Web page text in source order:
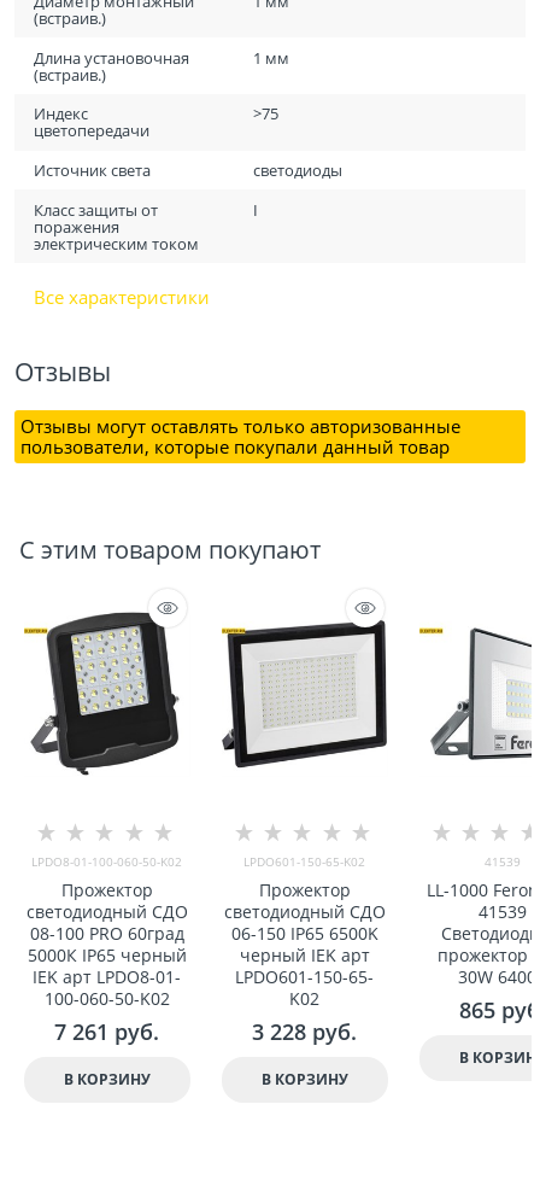
(встраив.)
Длина установочная
(встраив.)
1 мм
Индекс
цветопередачи
>75
Источник света
светодиоды
Класс защиты от
поражения
электрическим током
I
Все характеристики
Отзывы
Отзывы могут оставлять только авторизованные
пользователи, которые покупали данный товар
С этим товаром покупают
LPDO8-01-100-060-50-K02
Прожектор
светодиодный СДО
08-100 PRO 60град
5000К IP65 черный
IEK арт LPDO8-01-
100-060-50-K02
7 261 руб.
В КОРЗИНУ
LPDO601-150-65-K02
Прожектор
светодиодный СДО
06-150 IP65 6500K
черный IEK арт
LPDO601-150-65-
K02
3 228 руб.
В КОРЗИНУ
41539
LL-1000
41539
прожектор
30W
865
В